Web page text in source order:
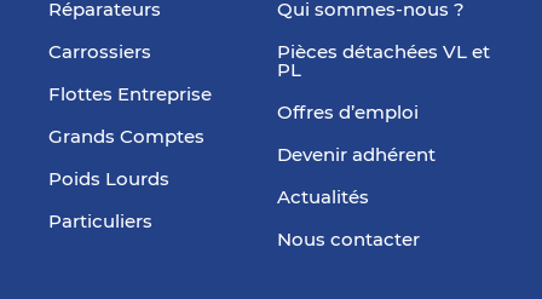
Réparateurs
Carrossiers
Flottes Entreprise
Grands Comptes
Poids Lourds
Particuliers
Qui sommes-nous ?
Pièces détachées VL et
PL
Offres d’emploi
Devenir adhérent
Actualités
Nous contacter